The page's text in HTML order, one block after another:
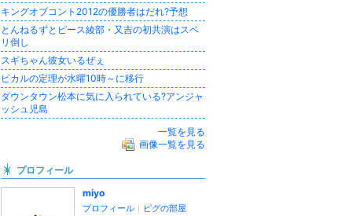
キングオブコント2012の優勝者はだれ?予想
とんねるずとピース綾部・又吉の初共演はスベ
リ倒し
スギちゃん彼女いるぜぇ
ピカルの定理が水曜10時～に移行
ダウンタウン松本に気に入られている?アンジャ
ッシュ児島
一覧を見る
画像一覧を見る
プロフィール
miyo
プロフィール ｜ ピグの部屋